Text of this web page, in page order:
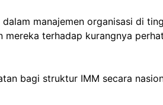
manajemen organisasi di
terhadap kurangnya
bagi struktur IMM secara